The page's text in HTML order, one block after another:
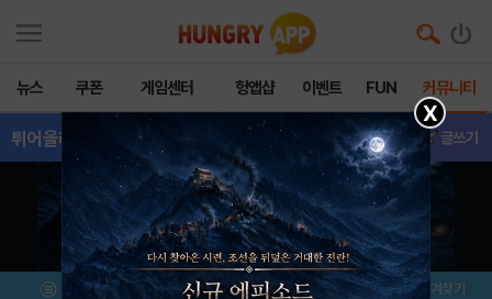
뉴스 쿠폰 게임센터 헝앱샵 이벤트 FUN 커뮤니티
튀어올라라!잉어킹 - 이벤트 글쓰기
메뉴 이벤트/미션 설치/평가 즐겨찾기
X